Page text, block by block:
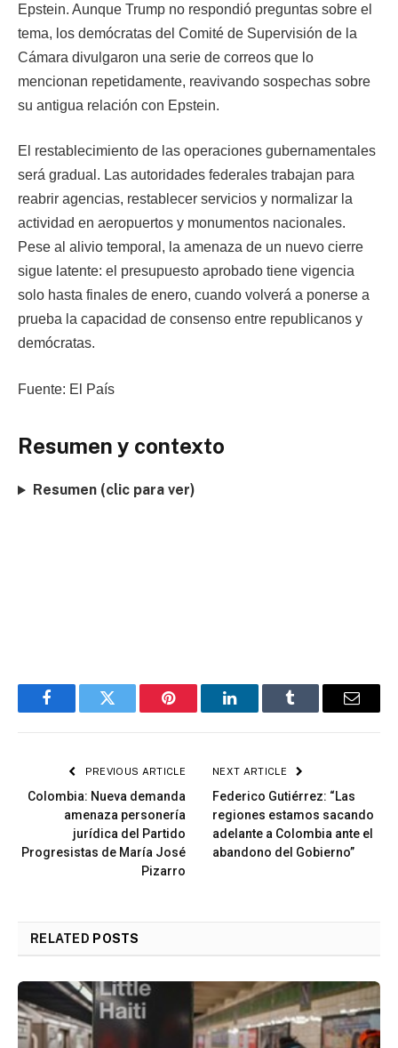
Epstein. Aunque Trump no respondió preguntas sobre el
tema, los demócratas del Comité de Supervisión de la
Cámara divulgaron una serie de correos que lo
mencionan repetidamente, reavivando sospechas sobre
su antigua relación con Epstein.
El restablecimiento de las operaciones gubernamentales
será gradual. Las autoridades federales trabajan para
reabrir agencias, restablecer servicios y normalizar la
actividad en aeropuertos y monumentos nacionales.
Pese al alivio temporal, la amenaza de un nuevo cierre
sigue latente: el presupuesto aprobado tiene vigencia
solo hasta finales de enero, cuando volverá a ponerse a
prueba la capacidad de consenso entre republicanos y
demócratas.
Fuente: El País
Resumen y contexto
Resumen (clic para ver)
FacebookTwitter Pinterest LinkedInTumblr Email
PREVIOUS ARTICLE
Colombia: Nueva demanda
amenaza personería
jurídica del Partido
Progresistas de María José
Pizarro
NEXT ARTICLE
Federico Gutiérrez: “Las
regiones estamos sacando
adelante a Colombia ante el
abandono del Gobierno”
RELATED POSTS